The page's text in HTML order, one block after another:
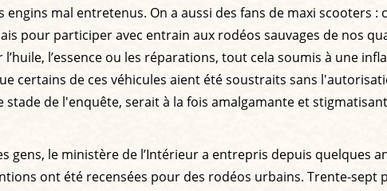
engins mal entretenus. On a aussi des fans de maxi scooters
pour participer avec entrain aux rodéos sauvages de nos
l’essence ou les réparations, tout cela soumis à une
certains de ces véhicules aient été soustraits sans
de l'enquête, serait à la fois amalgamante et
le ministère de l’Intérieur a entrepris depuis quelques
ont été recensées pour des rodéos urbains. Trente-